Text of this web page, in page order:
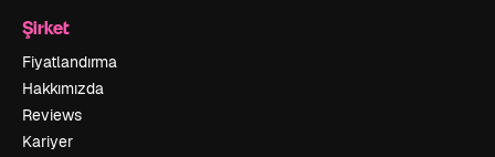
Şirket
Fiyatlandırma
Hakkımızda
Reviews
Kariyer